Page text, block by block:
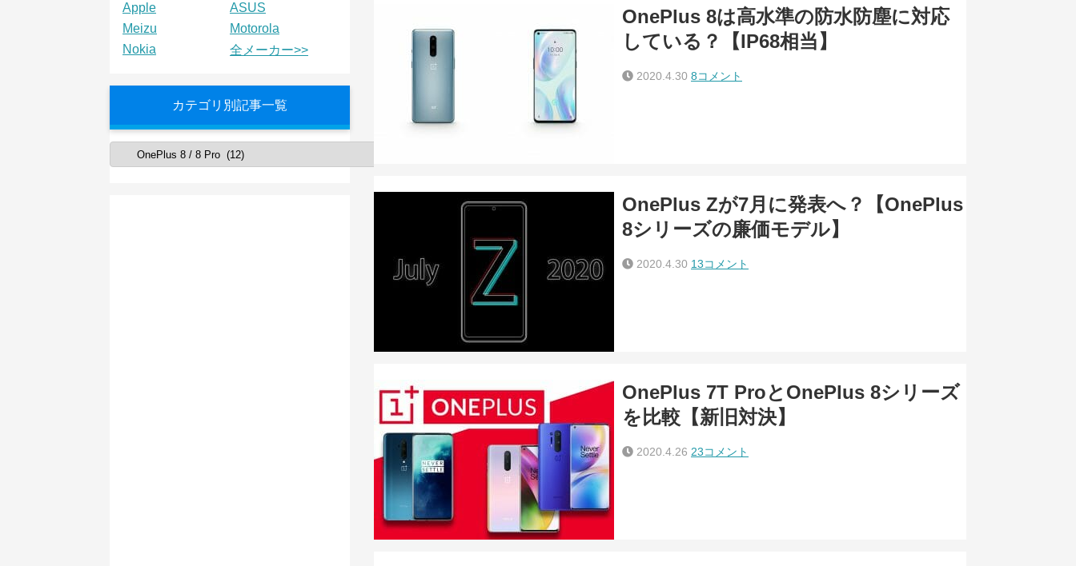
OnePlus 8は高水準の防水防塵に対応
している？【IP68相当】
2020.4.30 8コメント
OnePlus Zが7月に発表へ？【OnePlus
8シリーズの廉価モデル】
2020.4.30 13コメント
OnePlus 7T ProとOnePlus 8シリーズ
を比較【新旧対決】
2020.4.26 23コメント
Apple
ASUS
Meizu
Motorola
Nokia
全メーカー>>
カテゴリ別記事一覧